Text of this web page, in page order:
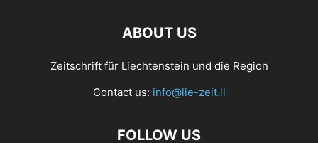
ABOUT US
Zeitschrift für Liechtenstein und die Region
Contact us: info@lie-zeit.li
FOLLOW US